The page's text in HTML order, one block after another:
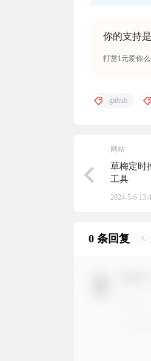
你的支持
打赏1元爱你
github
网站
草梅定时
工具
2024-5-6
0 条回复 A